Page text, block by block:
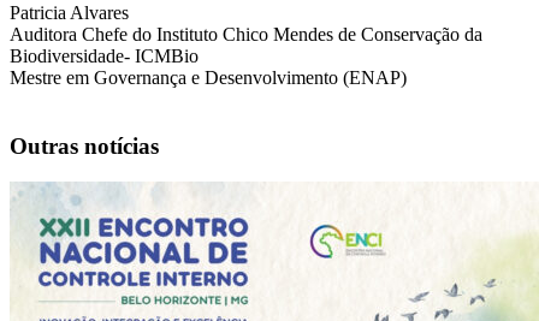
Patricia Alvares
Auditora Chefe do Instituto Chico Mendes de Conservação da
Biodiversidade- ICMBio
Mestre em Governança e Desenvolvimento (ENAP)
Outras notícias